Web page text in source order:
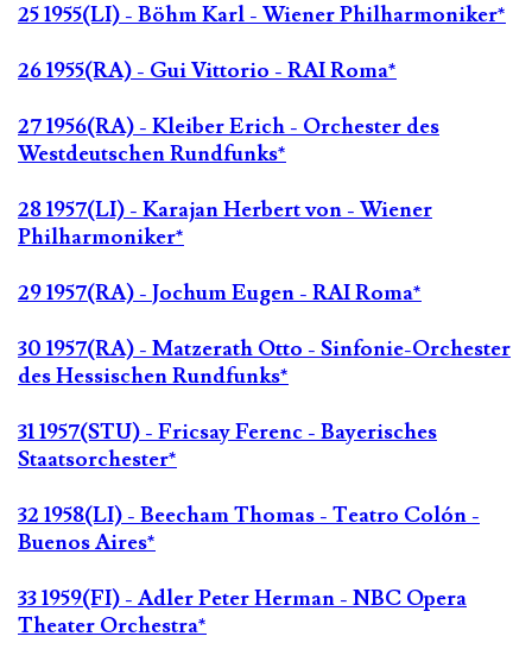
25 1955(LI) - Böhm Karl - Wiener Philharmoniker*
26 1955(RA) - Gui Vittorio - RAI Roma*
27 1956(RA) - Kleiber Erich - Orchester des
Westdeutschen Rundfunks*
28 1957(LI) - Karajan Herbert von - Wiener
Philharmoniker*
29 1957(RA) - Jochum Eugen - RAI Roma*
30 1957(RA) - Matzerath Otto - Sinfonie-Orchester
des Hessischen Rundfunks*
31 1957(STU) - Fricsay Ferenc - Bayerisches
Staatsorchester*
32 1958(LI) - Beecham Thomas - Teatro Colón -
Buenos Aires*
33 1959(FI) - Adler Peter Herman - NBC Opera
Theater Orchestra*